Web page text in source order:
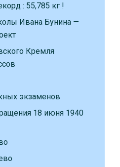
: 55,785 кг !
Ивана Бунина —
Кремля
экзаменов
18 июня 1940